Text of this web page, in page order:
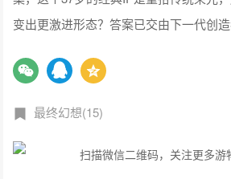
变出更激进形态？答案已交由下一代创造
最终幻想(15)